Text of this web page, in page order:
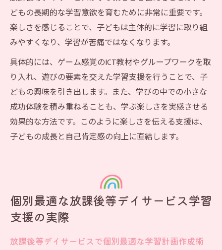
どもの長期的な学習意欲を育むために非常に重要です。
楽しさを感じることで、子どもは主体的に学習に取り組
みやすくなり、学習が苦痛ではなくなります。
具体的には、ゲーム感覚のICT教材やグループワークを取
り入れ、遊びの要素を交えた学習支援を行うことで、子
どもの興味を引き出します。また、学びの中での小さな
成功体験を積み重ねることも、学ぶ楽しさを実感させる
効果的な方法です。このように楽しさを伝える支援は、
子どもの成長と自己肯定感の向上に直結します。
個別最適な放課後等デイサービス学習
支援の実際
放課後等デイサービスで個別最適な学習計画作成術